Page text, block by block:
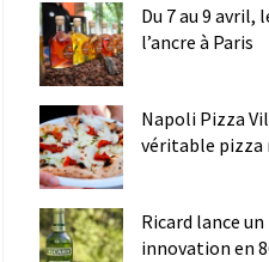
Du 7 au 9 avril,
l’ancre à Paris
Napoli Pizza
véritable
Ricard lance
innovation en